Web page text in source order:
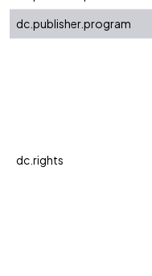
dc.publisher.program
dc.rights